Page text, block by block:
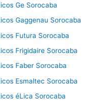
Ge Sorocaba
Gaggenau Sorocaba
Futura Sorocaba
Frigidaire Sorocaba
Faber Sorocaba
Esmaltec Sorocaba
éLica Sorocaba